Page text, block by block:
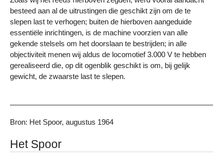
besteed aan al de uitrustingen die geschikt zijn om de te
slepen last te verhogen; buiten de hierboven aangeduide
essentiële inrichtingen, is de machine voorzien van alle
gekende stelsels om het doorslaan te bestrijden; in alle
objectiviteit menen wij aldus de locomotief 3.000 V te hebben
gerealiseerd die, op dit ogenblik geschikt is om, bij gelijk
gewicht, de zwaarste last te slepen.
Bron: Het Spoor, augustus 1964
Het Spoor